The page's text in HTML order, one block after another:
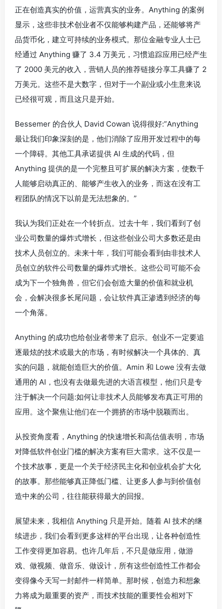
正在创造真实的价值，运营真实的业务。Anything 的案例
显示，这些非技术创业者不仅能够构建产品，还能够将产
品货币化，建立可持续的业务模式。那位金融专业人士已
经通过 Anything 赚了 3.4 万美元，习惯追踪应用已经产生
了 2000 美元的收入，营销人员的推荐链接分享工具赚了 2
万美元。这些不是大数字，但对于一个副业或小生意来说
已经很可观，而且这只是开始。
Bessemer 的合伙人 David Cowan 说得很好:”Anything
最让我们印象深刻的是，他们消除了应用开发过程中的每
一个障碍。其他工具承诺提供 AI 生成的代码，但
Anything 提供的是一个完整且可扩展的解决方案，使数千
人能够启动真正的、能够产生收入的业务，而这在没有工
程团队的情况下以前是无法想象的。”
我认为我们正处在一个转折点。过去十年，我们看到了创
业公司数量的爆炸式增长，但这些创业公司大多数还是由
技术人员创立的。未来十年，我们可能会看到由非技术人
员创立的软件公司数量的爆炸式增长。这些公司可能不会
成为下一个独角兽，但它们会创造大量的价值和就业机
会，会解决很多长尾问题，会让软件真正渗透到经济的每
一个角落。
Anything 的成功也给创业者带来了启示。创业不一定要追
逐最炫的技术或最大的市场，有时候解决一个具体的、真
实的问题，就能创造巨大的价值。Amin 和 Lowe 没有去做
通用的 AI，也没有去做最先进的大语言模型，他们只是专
注于解决一个问题:如何让非技术人员能够发布真正可用的
应用。这个聚焦让他们在一个拥挤的市场中脱颖而出。
从投资角度看，Anything 的快速增长和高估值表明，市场
对降低软件创业门槛的解决方案有巨大需求。这不仅是一
个技术故事，更是一个关于经济民主化和创业机会扩大化
的故事。那些能够真正降低门槛、让更多人参与到价值创
造中来的公司，往往能获得最大的回报。
展望未来，我相信 Anything 只是开始。随着 AI 技术的继
续进步，我们会看到更多这样的平台出现，让各种创造性
工作变得更加容易。也许几年后，不只是做应用，做游
戏、做视频、做音乐、做设计，所有这些创造性工作都会
变得像今天写一封邮件一样简单。那时候，创造力和想象
力将成为最重要的资产，而技术技能的重要性会相对下